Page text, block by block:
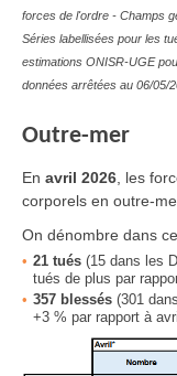
forces de l'ordre - Champs
Séries labellisées pour les
estimations ONISR-UGE
données arrêtées au 06/05/
Outre-mer
En avril 2026 , les
corporels en outre-
On dénombre dans
21 tués (15 dans les
tués de plus par
357 blessés (301
+3 % par rapport à